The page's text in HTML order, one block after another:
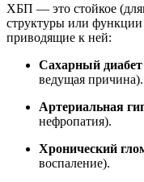
ХБП — это стойкое
структуры или
приводящие к ней:
Сахарный диабет
ведущая причина).
Артериальная
нефропатия).
Хронический
воспаление).